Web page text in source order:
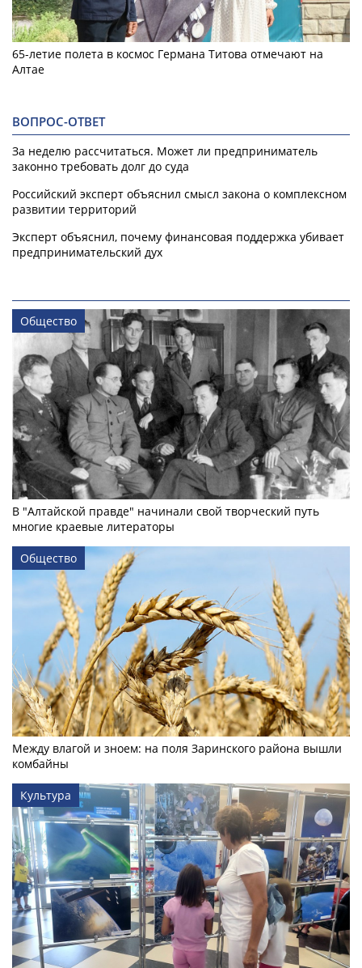
65-летие полета в космос Германа Титова отмечают на
Алтае
ВОПРОС-ОТВЕТ
За неделю рассчитаться. Может ли предприниматель
законно требовать долг до суда
Российский эксперт объяснил смысл закона о комплексном
развитии территорий
Эксперт объяснил, почему финансовая поддержка убивает
предпринимательский дух
Общество
В "Алтайской правде" начинали свой творческий путь
многие краевые литераторы
Общество
Между влагой и зноем: на поля Заринского района вышли
комбайны
Культура